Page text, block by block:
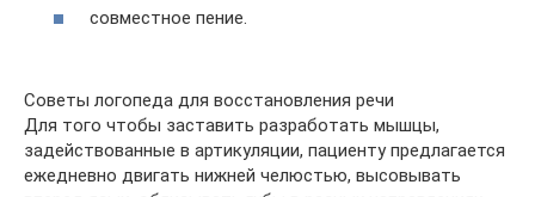
совместное пение.
Советы логопеда для восстановления речи
Для того чтобы заставить разработать мышцы,
задействованные в артикуляции, пациенту предлагается
ежедневно двигать нижней челюстью, высовывать